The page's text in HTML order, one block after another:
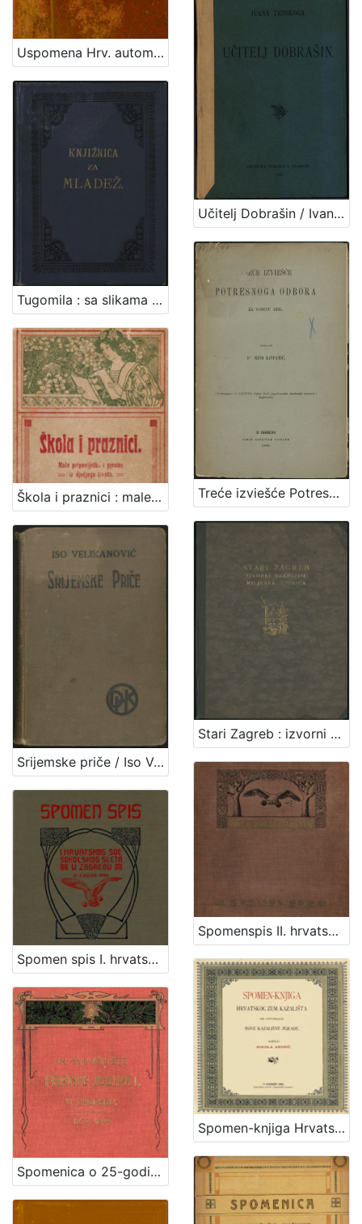
Uspomena Hrv. automobilsk. kluba u Zagrebu
Učitelj Dobrašin / Ivana Trnskoga
Tugomila : sa slikama / napisala Jagoda Truhelka
Treće izviešće Potresnoga odbora za godinu 1885. / sastavio Mišo Kišpatić
Škola i praznici : male pripovijetke i pjesme iz dječjeg života : (sa 7 slika) / napisala Ivana Brlić-Mažuranić
Stari Zagreb : izvorni bakropisi Miljenka Gjurića / Miljenko Gjurić ; R. Horvat
Srijemske priče / Iso Velikanović
Spomenspis II. hrvatskog svesokolskog sleta : 12.-16. kolovoza 1911. u Zagrebu / uredio Dragan Janeček
Spomen spis I. hrvatskog svesokolskog sleta u Zagrebu 2.- 3. rujna 1906 / [uredio Franjo Bučar]
Spomen-knjiga Hrvatskog zem. kazališta pri otvoranju nove kazališne zgrade / napisao Nikola Andrić
Spomenica o 25-godišnjem postojanju Sveučilišta Franje Josipa I. u Zagrebu : [1874-1899] / [Akademički senat]